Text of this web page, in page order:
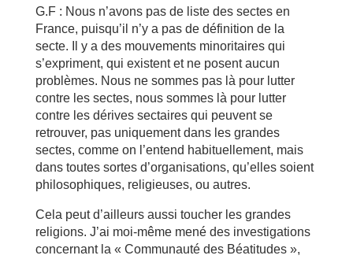
G.F : Nous n’avons pas de liste des sectes en
France, puisqu’il n’y a pas de définition de la
secte. Il y a des mouvements minoritaires qui
s’expriment, qui existent et ne posent aucun
problèmes. Nous ne sommes pas là pour lutter
contre les sectes, nous sommes là pour lutter
contre les dérives sectaires qui peuvent se
retrouver, pas uniquement dans les grandes
sectes, comme on l’entend habituellement, mais
dans toutes sortes d’organisations, qu’elles soient
philosophiques, religieuses, ou autres.
Cela peut d’ailleurs aussi toucher les grandes
religions. J’ai moi-même mené des investigations
concernant la « Communauté des Béatitudes »,